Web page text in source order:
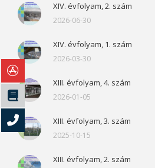
XIV. évfolyam, 2. szám
2026-06-30
XIV. évfolyam, 1. szám
2026-03-30
XIII. évfolyam, 4. szám
2026-01-05
XIII. évfolyam, 3. szám
2025-10-15
XIII. évfolyam, 2. szám